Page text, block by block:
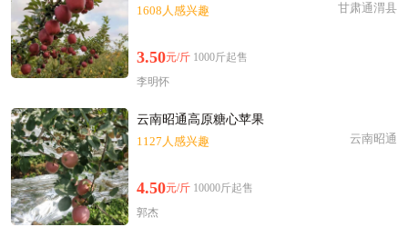
1608人感兴趣
甘肃通渭县
3.50元/斤 1000斤起售
李明怀
云南昭通高原糖心苹果
1127人感兴趣
云南昭通
4.50元/斤 10000斤起售
郭杰